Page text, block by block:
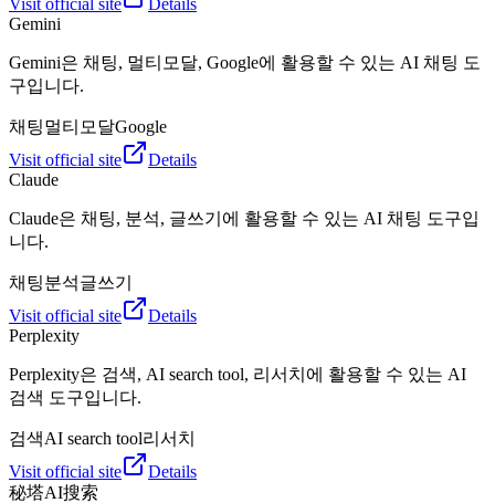
Gemini
Gemini은 채팅, 멀티모달, Google에 활용할 수 있는 AI 채팅 도
구입니다.
채팅멀티모달Google
Visit official site
Details
Claude
Claude은 채팅, 분석, 글쓰기에 활용할 수 있는 AI 채팅 도구입
니다.
채팅분석글쓰기
Visit official site
Details
Perplexity
Perplexity은 검색, AI search tool, 리서치에 활용할 수 있는 AI
검색 도구입니다.
검색AI search tool리서치
Visit official site
Details
秘塔AI搜索